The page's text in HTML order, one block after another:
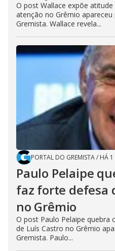
O post Wallace expõe
atenção no Grêmio
Gremista. Wallace revela...
PORTAL DO GREMISTA/ HÁ
Paulo Pelaipe
faz forte defesa
no Grêmio
O post Paulo Pelaipe quebra
de Luís Castro no Grêmio
Gremista. Paulo...